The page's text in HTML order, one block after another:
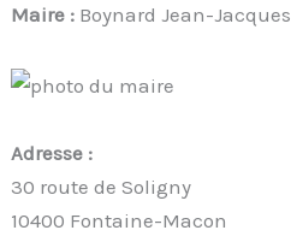
Maire : Boynard Jean-Jacques
Adresse :
30 route de Soligny
10400 Fontaine-Macon